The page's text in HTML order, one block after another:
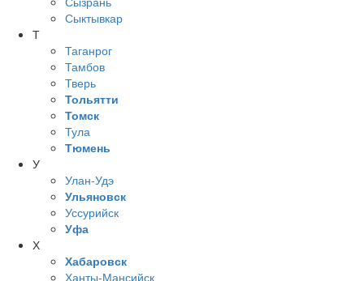
Сыктывкар
Т
Таганрог
Тамбов
Тверь
Тольятти
Томск
Тула
Тюмень
У
Улан-Удэ
Ульяновск
Уссурийск
Уфа
Х
Хабаровск
Ханты-Мансийск